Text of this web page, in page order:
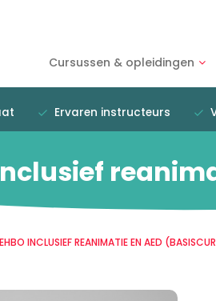
Cursussen & opleidingen
Ervaren instructeurs
INCLUSIEF REANIMATIE EN AED